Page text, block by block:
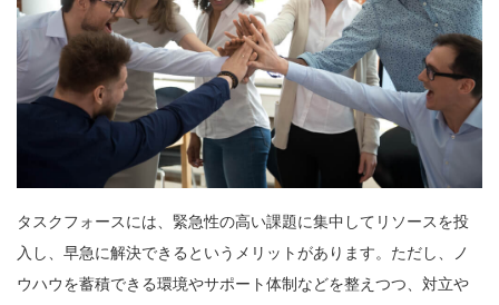
タスクフォースには、緊急性の高い課題に集中してリソースを投
入し、早急に解決できるというメリットがあります。ただし、ノ
ウハウを蓄積できる環境やサポート体制などを整えつつ、対立や